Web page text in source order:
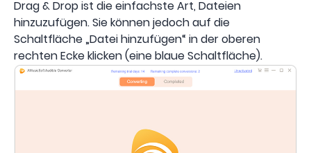
Drag & Drop ist die einfachste Art, Dateien
hinzuzufügen. Sie können jedoch auf die
Schaltfläche „Datei hinzufügen“ in der oberen
rechten Ecke klicken (eine blaue Schaltfläche).